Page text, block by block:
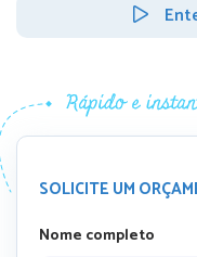
SOLICITE UM
Nome completo